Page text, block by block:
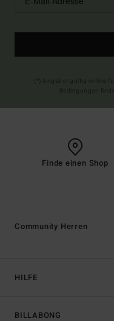
Finde einen Shop
HILFE
BILLABONG
Community Herren